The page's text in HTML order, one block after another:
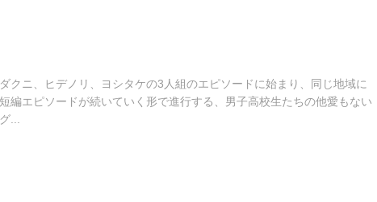
クニ、ヒデノリ、ヨシタケの3人組のエピソードに始まり、同じ地域に
編エピソードが続いていく形で進行する、男子高校生たちの他愛もない
...